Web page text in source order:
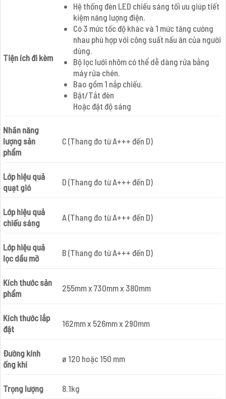
Tiện ích đi kèm
Hệ thống đèn LED chiếu sáng tối ưu giúp tiết
kiệm năng lượng điện.
Có 3 mức tốc độ khác và 1 mức tăng cường
nhau phù hợp với công suất nấu ăn của người
dùng.
Bộ lọc lưới nhôm có thể dễ dàng rửa bằng
máy rửa chén.
Bao gồm 1 nắp chiếu.
Bật/Tắt đèn
Hoặc đặt độ sáng
Nhãn năng
lượng sản
phẩm
C (Thang đo từ A+++ đến D)
Lớp hiệu quả
quạt gió
D (Thang đo từ A+++ đến D)
Lớp hiệu quả
chiếu sáng
A (Thang đo từ A+++ đến D)
Lớp hiệu quả
lọc dầu mỡ
B (Thang đo từ A+++ đến D)
Kích thước sản
phẩm
255mm x 730mm x 380mm
Kích thước lắp
đặt
162mm x 526mm x 290mm
Đường kính
ống khí
ø 120 hoặc 150 mm
Trọng lượng 8.1kg